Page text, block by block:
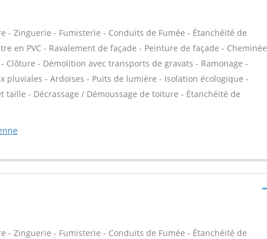
- Zinguerie - Fumisterie - Conduits de Fumée - Étanchéité de
en PVC - Ravalement de façade - Peinture de façade - Cheminée
Clôture - Démolition avec transports de gravats - Ramonage -
pluviales - Ardoises - Puits de lumière - Isolation écologique -
taille - Décrassage / Démoussage de toiture - Étanchéité de
- Zinguerie - Fumisterie - Conduits de Fumée - Étanchéité de